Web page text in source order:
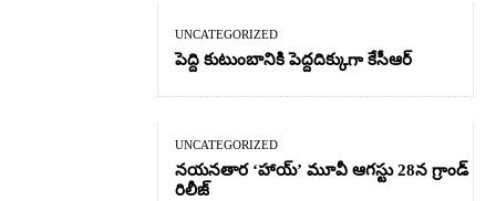
UNCATEGORIZED
పెద్ది కుటుంబానికి పెద్దదిక్కుగా కేసీఆర్
UNCATEGORIZED
నయనతార ‘హాయ్’ మూవీ ఆగస్టు 28న గ్రాండ్
రిలీజ్